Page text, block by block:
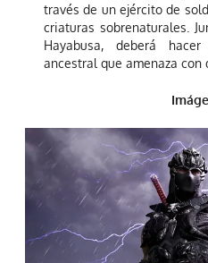
través de un ejército de
criaturas sobrenaturales.
Hayabusa, deberá
ancestral que amenaza con